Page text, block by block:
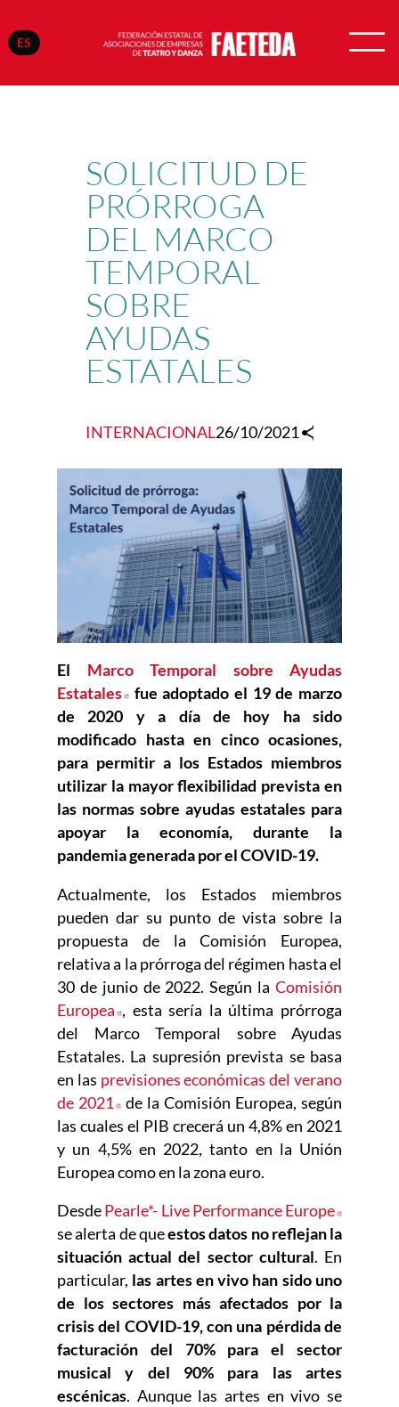
ES
Saltar
SOLICITUD DE
PRÓRROGA
DEL MARCO
TEMPORAL
SOBRE
AYUDAS
ESTATALES
INTERNACIONAL26/10/2021
El Marco Temporal sobre Ayudas
Estatales
Abre en nueva ventana
fue adoptado el 19 de marzo
de 2020 y a día de hoy ha sido
modificado hasta en cinco ocasiones,
para permitir a los Estados miembros
utilizar la mayor flexibilidad prevista en
las normas sobre ayudas estatales para
apoyar la economía, durante la
pandemia generada por el COVID-19.
Actualmente, los Estados miembros
pueden dar su punto de vista sobre la
propuesta de la Comisión Europea,
relativa a la prórroga del régimen hasta el
30 de junio de 2022. Según la Comisión
Europea Abre en nueva ventana
, esta sería la última prórroga
del Marco Temporal sobre Ayudas
Estatales. La supresión prevista se basa
en las previsiones económicas del verano
de 2021
Abre en nueva ventana
de la Comisión Europea, según
las cuales el PIB crecerá un 4,8% en 2021
y un 4,5% en 2022, tanto en la Unión
Europea como en la zona euro.
DesdePearle*- Live Performance Europe
se alerta de queestos datos no reflejan la
situación actual del sector cultural. En
particular, las artes en vivo han sido uno
de los sectores más afectados por la
crisis del COVID-19, con una pérdida de
facturación del 70% para el sector
musical y del 90% para las artes
escénicas. Aunque las artes en vivo se